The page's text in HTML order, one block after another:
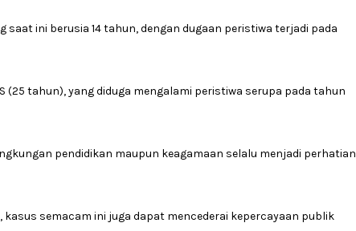
ini berusia 14 tahun, dengan dugaan peristiwa terjadi pada
(25 tahun), yang diduga mengalami peristiwa serupa pada tahun
pendidikan maupun keagamaan selalu menjadi perhatian
semacam ini juga dapat mencederai kepercayaan publik